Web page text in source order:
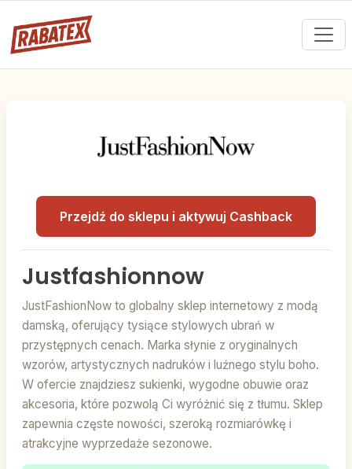
Przejdź do sklepu i aktywuj Cashback
Justfashionnow
JustFashionNow to globalny sklep internetowy z modą
damską, oferujący tysiące stylowych ubrań w
przystępnych cenach. Marka słynie z oryginalnych
wzorów, artystycznych nadruków i luźnego stylu boho.
W ofercie znajdziesz sukienki, wygodne obuwie oraz
akcesoria, które pozwolą Ci wyróżnić się z tłumu. Sklep
zapewnia częste nowości, szeroką rozmiarówkę i
atrakcyjne wyprzedaże sezonowe.